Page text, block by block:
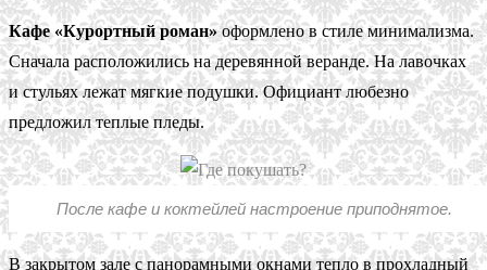
Кафе «Курортный роман»оформлено в стиле минимализма.
Сначала расположились на деревянной веранде. На лавочках
и стульях лежат мягкие подушки. Официант любезно
предложил теплые пледы.
После кафе и коктейлей настроение приподнятое.
В закрытом зале с панорамными окнами тепло в прохладный